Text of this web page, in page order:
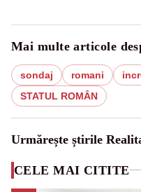
Mai multe articole
sondaj romani
STATUL ROMÂN
Urmărește știrile
CELE MAI CITITE